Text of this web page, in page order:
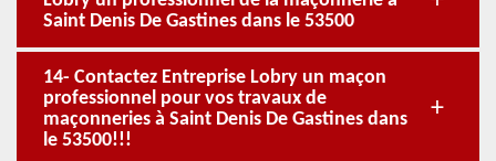
Saint Denis De Gastines dans le 53500
14- Contactez Entreprise Lobry un maçon
professionnel pour vos travaux de
maçonneries à Saint Denis De Gastines dans
le 53500!!!